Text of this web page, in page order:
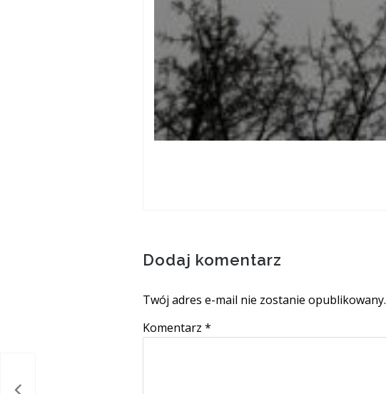
Dodaj komentarz
Twój adres e-mail nie zostanie opublikowany.
Komentarz *